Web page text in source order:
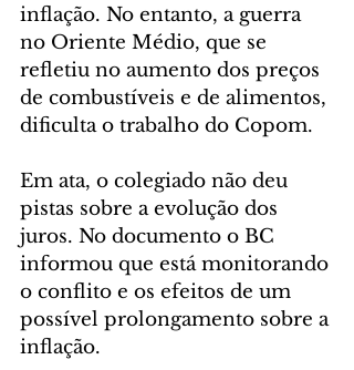
inflação. No entanto, a guerra
no Oriente Médio, que se
refletiu no aumento dos preços
de combustíveis e de alimentos,
dificulta o trabalho do Copom.
Em ata, o colegiado não deu
pistas sobre a evolução dos
juros. No documento o BC
informou que está monitorando
o conflito e os efeitos de um
possível prolongamento sobre a
inflação.